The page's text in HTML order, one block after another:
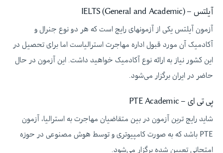
آیلتس – IELTS (General and Academic)
آزمون آیلتس یکی از آزمونهای رایج است که هر دو نوع جنرال و
آکادمیک آن مورد قبول اداره مهاجرت استرالیاست اما برای تحصیل در
این کشور نیاز به ارائه نوع آکادمیک خواهید داشت. این آزمون در حال
حاضر در ایران برگزار می‌شود.
پی تی ای – PTE Academic
شاید رایج ترین آزمون در بین متقاضیان مهاجرت به استرالیا، آزمون
PTE باشد که به صورت کامپیوتری و توسط هوش مصنوعی در حوزه
امتحانی تعیین شده برگزار می‌شود.